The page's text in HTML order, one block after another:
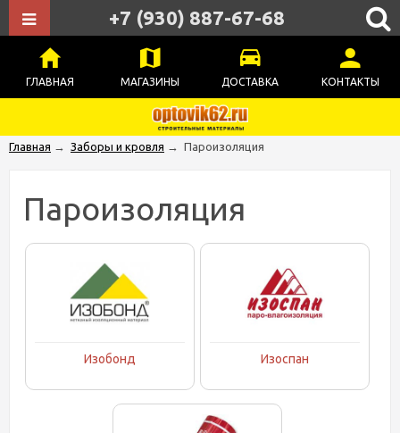
ГЛАВНАЯ МАГАЗИНЫ ДОСТАВКА КОНТАКТЫ
+7 (930) 887-67-68
Главная → Заборы и кровля → Пароизоляция
Пароизоляция
Изобонд Изоспан